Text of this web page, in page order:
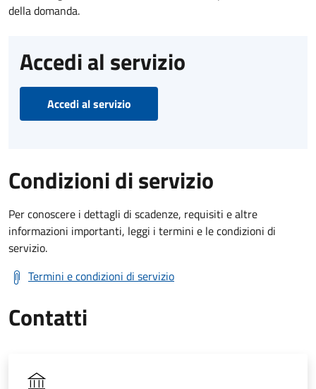
della domanda.
Accedi al servizio
Accedi al servizio
Condizioni di servizio
Per conoscere i dettagli di scadenze, requisiti e altre
informazioni importanti, leggi i termini e le condizioni di
servizio.
Termini e condizioni di servizio
Contatti